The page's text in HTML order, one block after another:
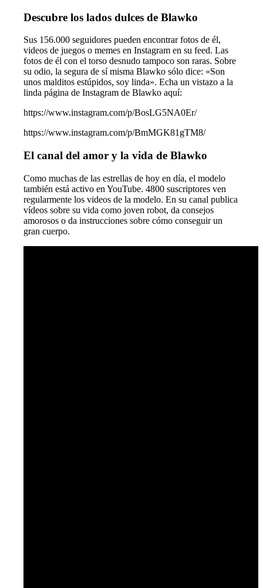
Descubre los lados dulces de Blawko
Sus 156.000 seguidores pueden encontrar fotos de él,
videos de juegos o memes en Instagram en su feed. Las
fotos de él con el torso desnudo tampoco son raras. Sobre
su odio, la segura de sí misma Blawko sólo dice: «Son
unos malditos estúpidos, soy linda». Echa un vistazo a la
linda página de Instagram de Blawko aquí:
https://www.instagram.com/p/BosLG5NA0Er/
https://www.instagram.com/p/BmMGK81gTM8/
El canal del amor y la vida de Blawko
Como muchas de las estrellas de hoy en día, el modelo
también está activo en YouTube. 4800 suscriptores ven
regularmente los videos de la modelo. En su canal publica
vídeos sobre su vida como joven robot, da consejos
amorosos o da instrucciones sobre cómo conseguir un
gran cuerpo.